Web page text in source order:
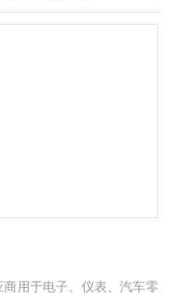
用于电子、仪表、汽车零